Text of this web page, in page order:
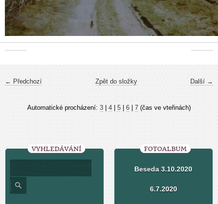
← Předchozí Další →
Zpět do složky
Automatické procházení: 3 4 5 6 7 (čas ve vteřinách)
VYHLEDÁVÁNÍ FOTOALBUM
Beseda 3.10.2020
6.7.2020